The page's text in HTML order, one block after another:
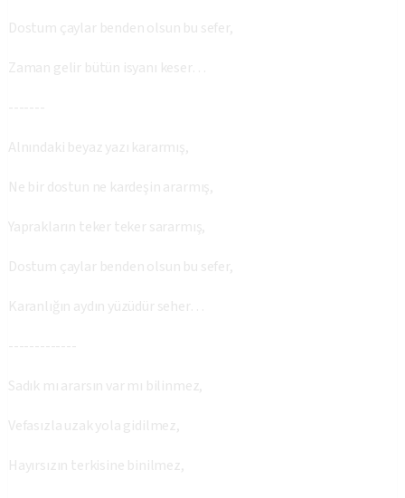
Dostum çaylar benden olsun bu sefer,
Zaman gelir bütün isyanı keser…
Alnındaki beyaz yazı kararmış,
Ne bir dostun ne kardeşin ararmış,
Yaprakların teker teker sararmış,
Dostum çaylar benden olsun bu sefer,
Karanlığın aydın yüzüdür seher…
Sadık mı ararsın var mı bilinmez,
Vefasızla uzak yola gidilmez,
Hayırsızın terkisine binilmez,